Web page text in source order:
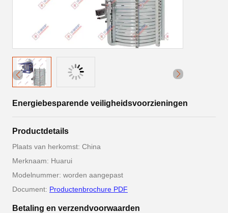
Energiebesparende veiligheidsvoorzieningen
Productdetails
Plaats van herkomst: China
Merknaam: Huarui
Modelnummer: worden aangepast
Document: Productenbrochure PDF
Betaling en verzendvoorwaarden